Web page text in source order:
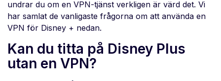
undrar du om en VPN-tjänst verkligen är värd det. Vi
har samlat de vanligaste frågorna om att använda en
VPN för Disney + nedan.
Kan du titta på Disney Plus
utan en VPN?